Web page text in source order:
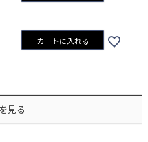
カートに入れる
見る